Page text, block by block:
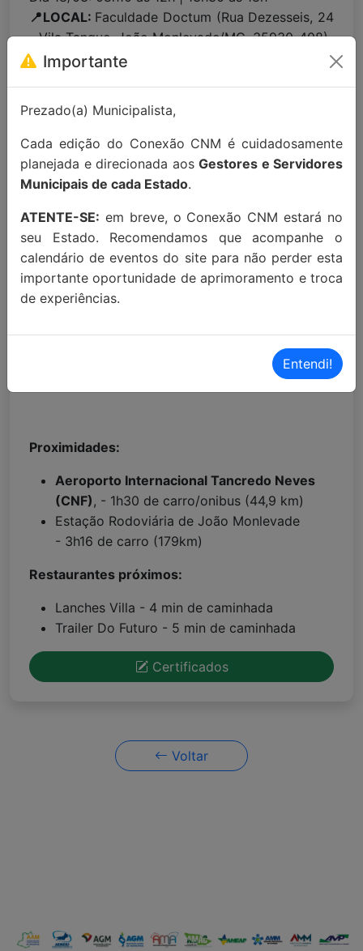
📍LOCAL: Faculdade Doctum (Rua Dezesseis, 24
- Vila Tanque, João Monlevade/MG, 35930-408)
Para maiores informações entre em
contato:contato@conexaocnm.org.br
Apoio Institucional:
Proximidades:
Aeroporto Internacional Tancredo Neves
(CNF) , - 1h30 de carro/onibus (44,9 km)
Estação Rodoviária de João Monlevade
- 3h16 de carro (179km)
Restaurantes próximos:
Lanches Villa - 4 min de caminhada
Trailer Do Futuro - 5 min de caminhada
Certificados
Voltar
Importante
Prezado(a) Municipalista,
Cada edição do Conexão CNM é cuidadosamente
planejada e direcionada aos Gestores e Servidores
Municipais de cada Estado.
ATENTE-SE: em breve, o Conexão CNM estará no
seu Estado. Recomendamos que acompanhe o
calendário de eventos do site para não perder esta
importante oportunidade de aprimoramento e troca
de experiências.
Entendi!